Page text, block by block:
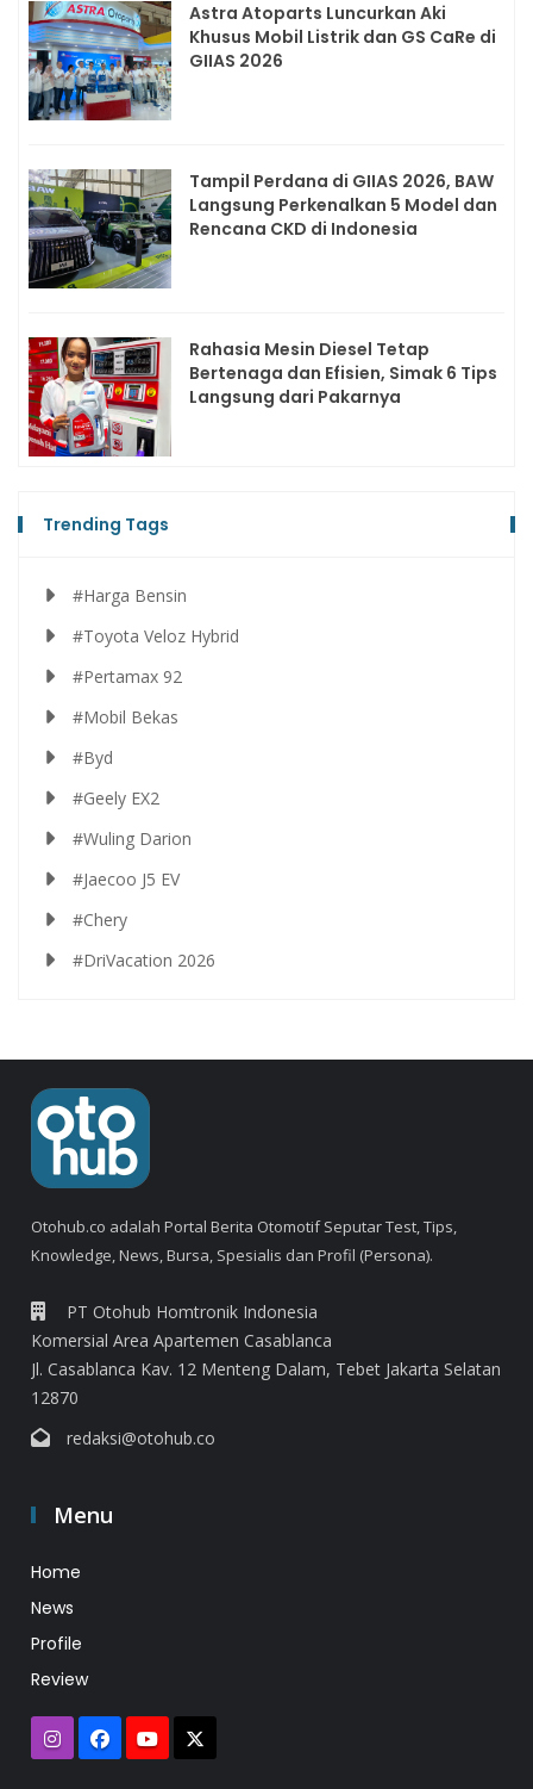
Astra Atoparts Luncurkan Aki
Khusus Mobil Listrik dan GS CaRe di
GIIAS 2026
Tampil Perdana di GIIAS 2026, BAW
Langsung Perkenalkan 5 Model dan
Rencana CKD di Indonesia
Rahasia Mesin Diesel Tetap
Bertenaga dan Efisien, Simak 6 Tips
Langsung dari Pakarnya
Trending Tags
#Harga Bensin
#Toyota Veloz Hybrid
#Pertamax 92
#Mobil Bekas
#Byd
#Geely EX2
#Wuling Darion
#Jaecoo J5 EV
#Chery
#DriVacation 2026
Otohub.co adalah Portal Berita Otomotif Seputar Test, Tips,
Knowledge, News, Bursa, Spesialis dan Profil (Persona).
PT Otohub Homtronik Indonesia
Komersial Area Apartemen Casablanca
Jl. Casablanca Kav. 12 Menteng Dalam, Tebet Jakarta Selatan
12870
redaksi@otohub.co
Menu
Home
News
Profile
Review